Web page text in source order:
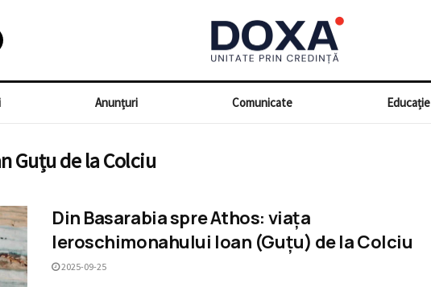
Anunțuri Comunicate Educație
Guțu de la Colciu
Din Basarabia spre Athos: viața
Ieroschimonahului Ioan (Guțu) de la Colciu
2025-09-25